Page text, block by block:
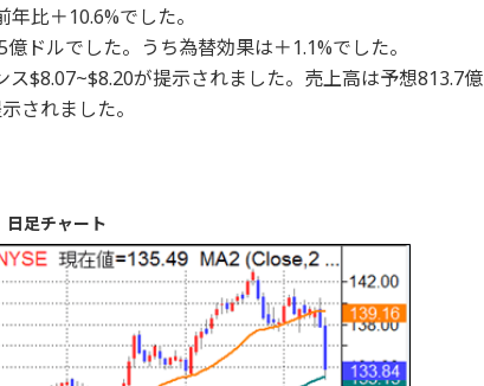
比＋10.6%でした。
ドルでした。うち為替効果は＋1.1%でした。
$8.07~$8.20が提示されました。売上高は予想813.7億
されました。
日足チャート